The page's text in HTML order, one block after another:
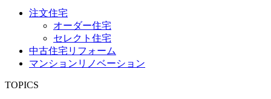
注文住宅
オーダー住宅
セレクト住宅
中古住宅リフォーム
マンションリノベーション
TOPICS